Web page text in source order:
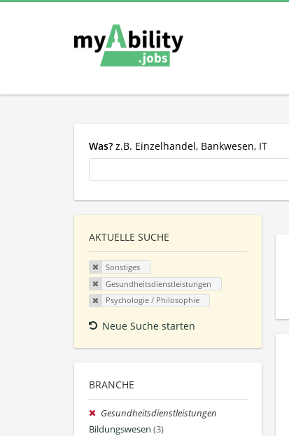
Was? z.B. Einzelhandel, Bankwesen, IT
AKTUELLE SUCHE
Sonstiges
Gesundheitsdienstleistungen
Psychologie / Philosophie
Neue Suche starten
BRANCHE
Gesundheitsdienstleistungen
Bildungswesen (3)